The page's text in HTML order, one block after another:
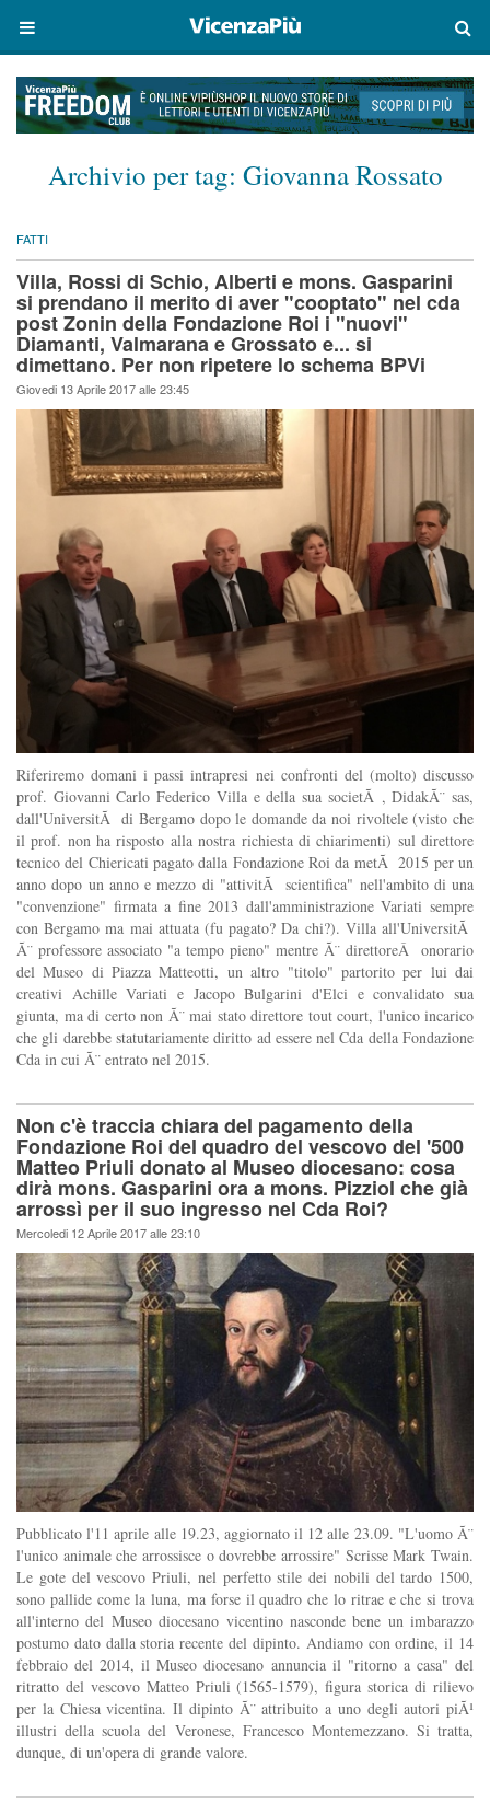
Archivio per tag: Giovanna Rossato
FATTI
Villa, Rossi di Schio, Alberti e mons. Gasparini
si prendano il merito di aver "cooptato" nel cda
post Zonin della Fondazione Roi i "nuovi"
Diamanti, Valmarana e Grossato e... si
dimettano. Per non ripetere lo schema BPVi
Giovedi 13 Aprile 2017 alle 23:45
Riferiremo domani i passi intrapresi nei confronti del (molto) discusso
prof. Giovanni Carlo Federico Villa e della sua societÃ , DidakÃ¨ sas,
dall'UniversitÃ di Bergamo dopo le domande da noi rivoltele (visto che
il prof. non ha risposto alla nostra richiesta di chiarimenti) sul direttore
tecnico del Chiericati pagato dalla Fondazione Roi da metÃ 2015 per un
anno dopo un anno e mezzo di "attivitÃ scientifica" nell'ambito di una
"convenzione" firmata a fine 2013 dall'amministrazione Variati sempre
con Bergamo ma mai attuata (fu pagato? Da chi?). Villa all'UniversitÃ
Ã¨ professore associato "a tempo pieno" mentre Ã¨ direttoreÂ onorario
del Museo di Piazza Matteotti, un altro "titolo" partorito per lui dai
creativi Achille Variati e Jacopo Bulgarini d'Elci e convalidato sua
giunta, ma di certo non Ã¨ mai stato direttore tout court, l'unico incarico
che gli darebbe statutariamente diritto ad essere nel Cda della Fondazione
Cda in cui Ã¨ entrato nel 2015.
Non c'è traccia chiara del pagamento della
Fondazione Roi del quadro del vescovo del '500
Matteo Priuli donato al Museo diocesano: cosa
dirà mons. Gasparini ora a mons. Pizziol che già
arrossì per il suo ingresso nel Cda Roi?
Mercoledi 12 Aprile 2017 alle 23:10
Pubblicato l'11 aprile alle 19.23, aggiornato il 12 alle 23.09. "L'uomo Ã¨
l'unico animale che arrossisce o dovrebbe arrossire" Scrisse Mark Twain.
Le gote del vescovo Priuli, nel perfetto stile dei nobili del tardo 1500,
sono pallide come la luna, ma forse il quadro che lo ritrae e che si trova
all'interno del Museo diocesano vicentino nasconde bene un imbarazzo
postumo dato dalla storia recente del dipinto. Andiamo con ordine, il 14
febbraio del 2014, il Museo diocesano annuncia il "ritorno a casa" del
ritratto del vescovo Matteo Priuli (1565-1579), figura storica di rilievo
per la Chiesa vicentina. Il dipinto Ã¨ attribuito a uno degli autori piÃ¹
illustri della scuola del Veronese, Francesco Montemezzano. Si tratta,
dunque, di un'opera di grande valore.